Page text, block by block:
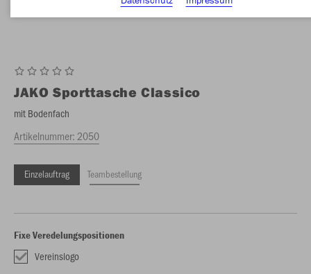
JAKO Sporttasche Classico
mit Bodenfach
Artikelnummer: 2050
Einzelauftrag Teambestellung
Fixe Veredelungspositionen
Vereinslogo